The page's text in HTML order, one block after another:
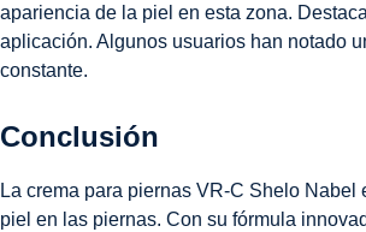
apariencia de la piel en esta zona.
aplicación. Algunos usuarios han notado
constante.
Conclusión
La crema para piernas VR-C Shelo
piel en las piernas. Con su fórmula